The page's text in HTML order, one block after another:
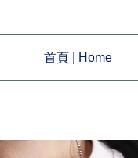
首頁 | Home